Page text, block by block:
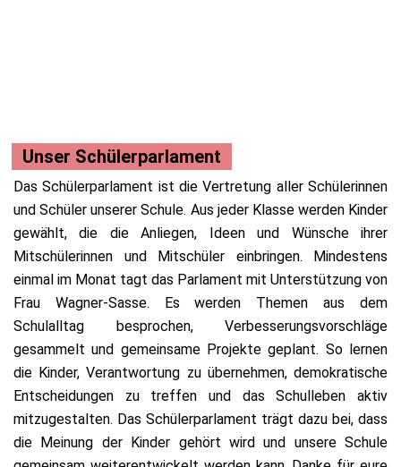
Unser Schülerparlament
Das Schülerparlament ist die Vertretung aller Schülerinnen
und Schüler unserer Schule. Aus jeder Klasse werden Kinder
gewählt, die die Anliegen, Ideen und Wünsche ihrer
Mitschülerinnen und Mitschüler einbringen. Mindestens
einmal im Monat tagt das Parlament mit Unterstützung von
Frau Wagner-Sasse. Es werden Themen aus dem
Schulalltag besprochen, Verbesserungsvorschläge
gesammelt und gemeinsame Projekte geplant. So lernen
die Kinder, Verantwortung zu übernehmen, demokratische
Entscheidungen zu treffen und das Schulleben aktiv
mitzugestalten. Das Schülerparlament trägt dazu bei, dass
die Meinung der Kinder gehört wird und unsere Schule